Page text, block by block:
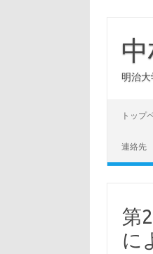
明治
トップ
連絡先
第
に